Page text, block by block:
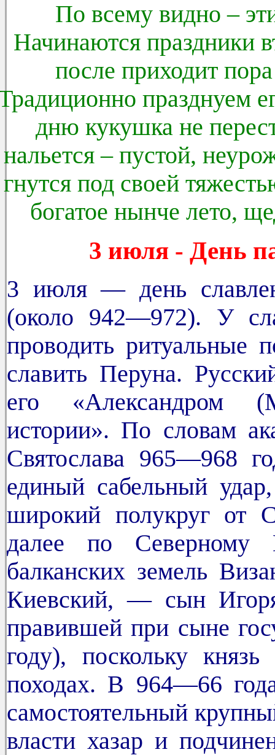
По всему видно –
Начинаются праздники
после приходит
празднуем
дню кукушка не
нальется – пустой,
гнутся под своей
богатое нынче лето,
3 июля - День
3 июля — день
(около 942—972). У
проводить ритуальные
славить Перуна.
его «Александром
истории». По словам
Святослава 965—968
единый сабельный
широкий полукруг от
далее по Северному
балканских земель
Киевский, — сын
правившей при сыне
году), поскольку
походах. В 964—66
самостоятельный
власти хазар и